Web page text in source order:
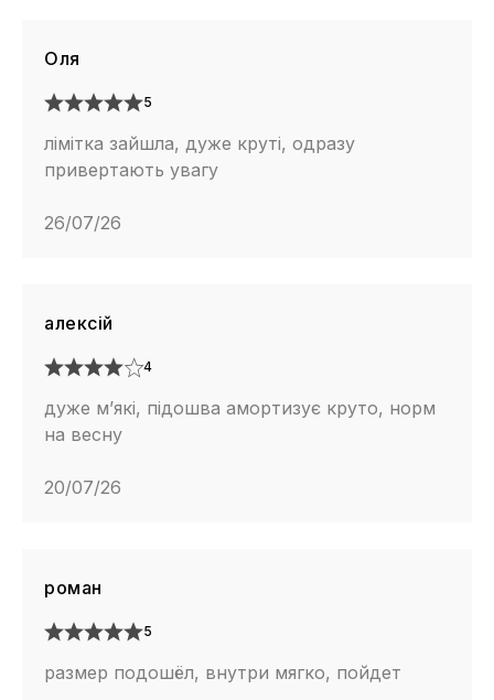
Оля
5
лімітка зайшла, дуже круті, одразу
привертають увагу
26/07/26
алексій
4
дуже м’які, підошва амортизує круто, норм
на весну
20/07/26
роман
5
размер подошёл, внутри мягко, пойдет